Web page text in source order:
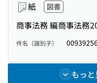
紙 図書
商事法務 編商事法務
件名（識別子）
もっと